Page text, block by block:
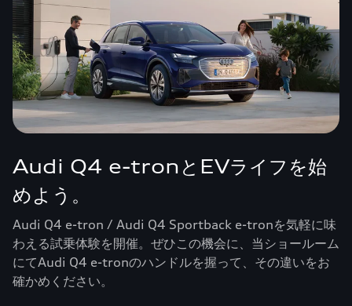
Audi Q4 e-tronとEVライフを始
めよう。
Audi Q4 e-tron / Audi Q4 Sportback e-tronを気軽に味
わえる試乗体験を開催。ぜひこの機会に、当ショールーム
にてAudi Q4 e-tronのハンドルを握って、その違いをお
確かめください。